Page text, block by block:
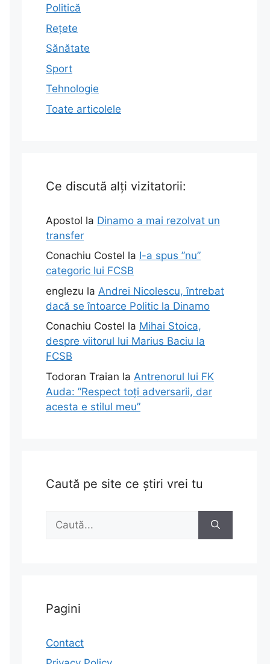
Politică
Rețete
Sănătate
Sport
Tehnologie
Toate articolele
Ce discută alți vizitatorii:
Apostol la Dinamo a mai rezolvat un
transfer
Conachiu Costel la I-a spus ”nu”
categoric lui FCSB
englezu la Andrei Nicolescu, întrebat
dacă se întoarce Politic la Dinamo
Conachiu Costel la Mihai Stoica,
despre viitorul lui Marius Baciu la
FCSB
Todoran Traian la Antrenorul lui FK
Auda: ”Respect toți adversarii, dar
acesta e stilul meu”
Caută pe site ce știri vrei tu
după:
Pagini
Contact